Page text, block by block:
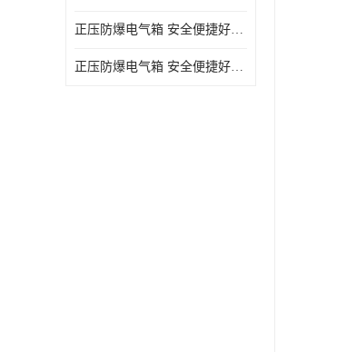
正压防爆电气箱 安全便捷好操作 深圳防爆电气柜
正压防爆电气箱 安全便捷好操作 深圳粉尘防爆正压电气箱